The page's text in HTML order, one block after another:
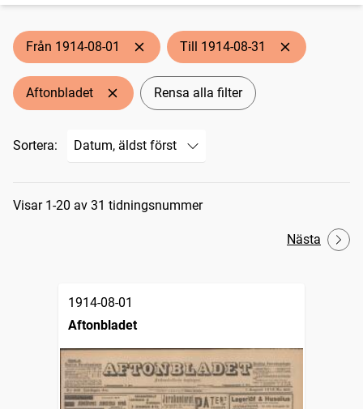
Från 1914-08-01 Till 1914-08-31
Aftonbladet Rensa alla filter
Sortera:
Sökresultat
Visar 1-20 av 31 tidningsnummer
Nästa
1914-08-01
Aftonbladet